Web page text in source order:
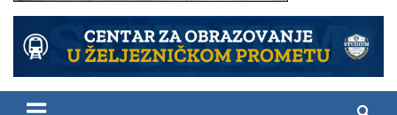
Budica.info